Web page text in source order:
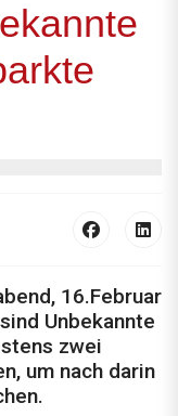
16.Februar
Unbekannte
zwei
um nach darin